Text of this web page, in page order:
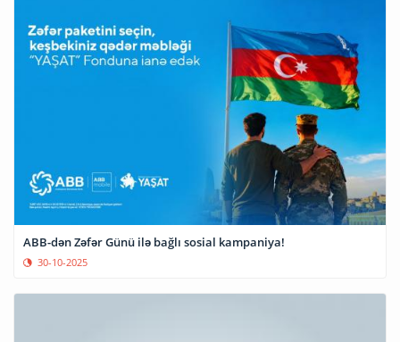
ABB-dən Zəfər Günü ilə bağlı sosial kampaniya!
30-10-2025